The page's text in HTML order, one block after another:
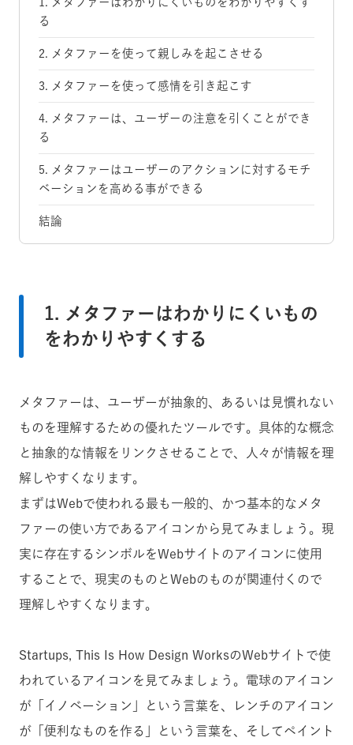
る
2. メタファーを使って親しみを起こさせる
3. メタファーを使って感情を引き起こす
4. メタファーは、ユーザーの注意を引くことができ
る
5. メタファーはユーザーのアクションに対するモチ
ベーションを高める事ができる
結論
1. メタファーはわかりにくいもの
をわかりやすくする
メタファーは、ユーザーが抽象的、あるいは見慣れない
ものを理解するための優れたツールです。具体的な概念
と抽象的な情報をリンクさせることで、人々が情報を理
解しやすくなります。
まずはWebで使われる最も一般的、かつ基本的なメタ
ファーの使い方であるアイコンから見てみましょう。現
実に存在するシンボルをWebサイトのアイコンに使用
することで、現実のものとWebのものが関連付くので
理解しやすくなります。
Startups, This Is How Design WorksのWebサイトで使
われているアイコンを見てみましょう。電球のアイコン
が「イノベーション」という言葉を、レンチのアイコン
が「便利なものを作る」という言葉を、そしてペイント